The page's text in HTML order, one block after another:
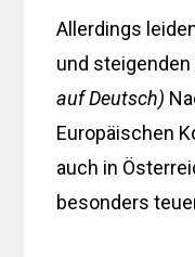
Allerdings
und steigenden
auf Deutsch)
Europäischen
auch in
besonders